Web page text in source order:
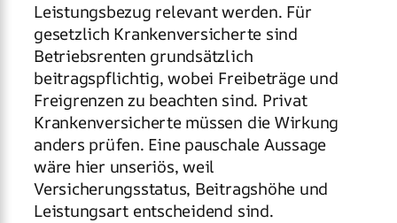
Leistungsbezug relevant werden. Für
gesetzlich Krankenversicherte sind
Betriebsrenten grundsätzlich
beitragspflichtig, wobei Freibeträge und
Freigrenzen zu beachten sind. Privat
Krankenversicherte müssen die Wirkung
anders prüfen. Eine pauschale Aussage
wäre hier unseriös, weil
Versicherungsstatus, Beitragshöhe und
Leistungsart entscheidend sind.